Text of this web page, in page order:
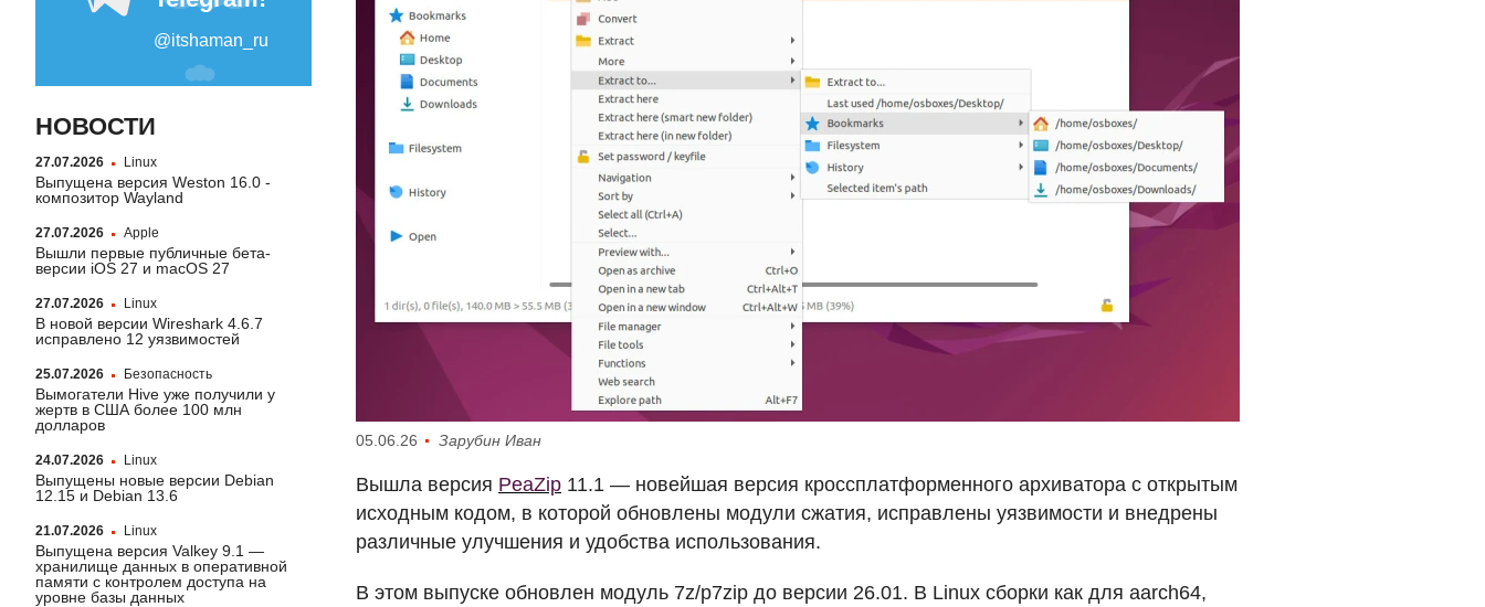
НОВОСТИ
27.07.2026 Linux
Выпущена версия Weston 16.0 -
композитор Wayland
27.07.2026 Apple
Вышли первые публичные бета-
версии iOS 27 и macOS 27
27.07.2026 Linux
В новой версии Wireshark 4.6.7
исправлено 12 уязвимостей
25.07.2026 Безопасность
Вымогатели Hive уже получили у
жертв в США более 100 млн
долларов
24.07.2026 Linux
Выпущены новые версии Debian
12.15 и Debian 13.6
21.07.2026 Linux
Выпущена версия Valkey 9.1 —
хранилище данных в оперативной
памяти с контролем доступа на
уровне базы данных
05.06.26 Зарубин Иван
Вышла версия PeaZip 11.1 — новейшая версия кроссплатформенного архиватора с открытым
исходным кодом, в которой обновлены модули сжатия, исправлены уязвимости и внедрены
различные улучшения и удобства использования.
В этом выпуске обновлен модуль 7z/p7zip до версии 26.01. В Linux сборки как для aarch64,